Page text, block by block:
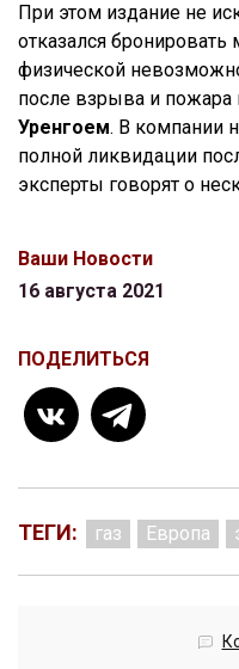
При этом издание не
отказался
физической
после взрыва и пожара
Уренгоем. В компании
полной ликвидации
эксперты говорят о
Ваши Новости
16 августа 2021
ПОДЕЛИТЬСЯ
ТЕГИ: газ Европа